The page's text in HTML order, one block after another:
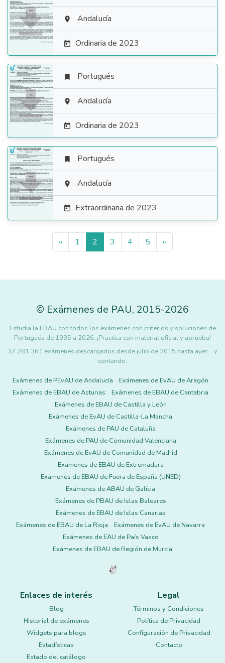
  Andalucía
 Ordinaria de 2023

 Portugués
 Andalucía
 Ordinaria de 2023

 Portugués
 Andalucía
 Extraordinaria de 2023
« 1 2 3 4 5 »
© Exámenes de PAU, 2015-2026
Estudia la EBAU con todos los exámenes con criterios y soluciones de
Portugués de 1995 a 2026. ¡Practica con material oficial y aprueba!
37.281.361 exámenes descargados desde julio de 2015 hasta ayer... y
contando.
Exámenes de PEvAU de Andalucía
Exámenes de EvAU de Aragón
Exámenes de EBAU de Asturias
Exámenes de EBAU de Cantabria
Exámenes de EBAU de Castilla y León
Exámenes de EvAU de Castilla-La Mancha
Exámenes de PAU de Cataluña
Exámenes de PAU de Comunidad Valenciana
Exámenes de EvAU de Comunidad de Madrid
Exámenes de EBAU de Extremadura
Exámenes de EBAU de Fuera de España (UNED)
Exámenes de ABAU de Galicia
Exámenes de PBAU de Islas Baleares
Exámenes de EBAU de Islas Canarias
Exámenes de EBAU de La Rioja
Exámenes de EvAU de Navarra
Exámenes de EAU de País Vasco
Exámenes de EBAU de Región de Murcia
Enlaces de interés
Blog
Historial de exámenes
Widgets para blogs
Estadísticas
Estado del catálogo
Legal
Términos y Condiciones
Política de Privacidad
Configuración de Privacidad
Contacto